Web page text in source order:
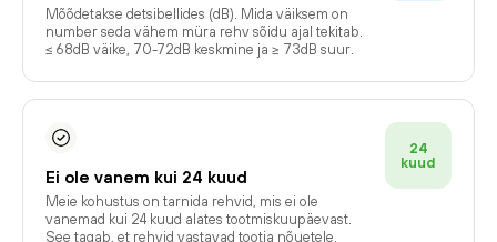
Mõõdetakse detsibellides (dB). Mida väiksem on
number seda vähem müra rehv sõidu ajal tekitab.
≤ 68dB väike, 70-72dB keskmine ja ≥ 73dB suur.
Ei ole vanem kui 24 kuud
Meie kohustus on tarnida rehvid, mis ei ole
vanemad kui 24 kuud alates tootmiskuupäevast.
See tagab, et rehvid vastavad tootja nõuetele.
24
kuud